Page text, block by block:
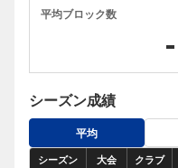
平均ブロック数
-
シーズン成績
平均
シーズン 大会 クラブ